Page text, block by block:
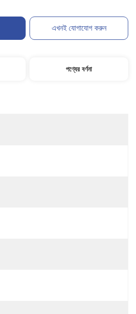
এখনই যোগাযোগ করুন
পণ্যের বর্ণনা